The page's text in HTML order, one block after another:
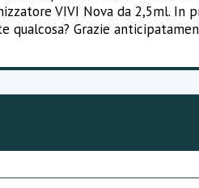
VIVI Nova da 2,5ml. In
qualcosa? Grazie